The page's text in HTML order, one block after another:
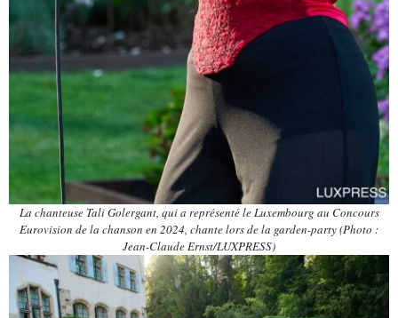
La chanteuse Tali Golergant, qui a représenté le Luxembourg au Concours
Eurovision de la chanson en 2024, chante lors de la garden-party (Photo :
Jean-Claude Ernst/LUXPRESS)